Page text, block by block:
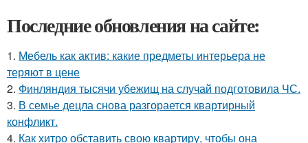
Последние обновления на сайте:
1. Мебель как актив: какие предметы интерьера не
теряют в цене
2. Финляндия тысячи убежищ на случай подготовила ЧС.
3. В семье децла снова разгорается квартирный
конфликт.
4. Как хитро обставить свою квартиру, чтобы она